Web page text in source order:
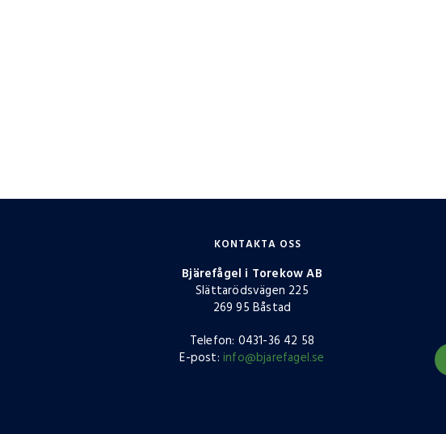
KONTAKTA OSS
Bjärefågel i Torekow AB
Slättarödsvägen 225
269 95 Båstad
Telefon: 0431-36 42 58
E-post: info@bjarefagel.se